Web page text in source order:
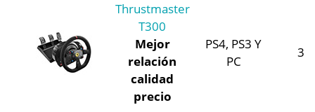
Thrustmaster
T300
Mejor
relación
calidad
precio
PS4, PS3 Y
PC
3